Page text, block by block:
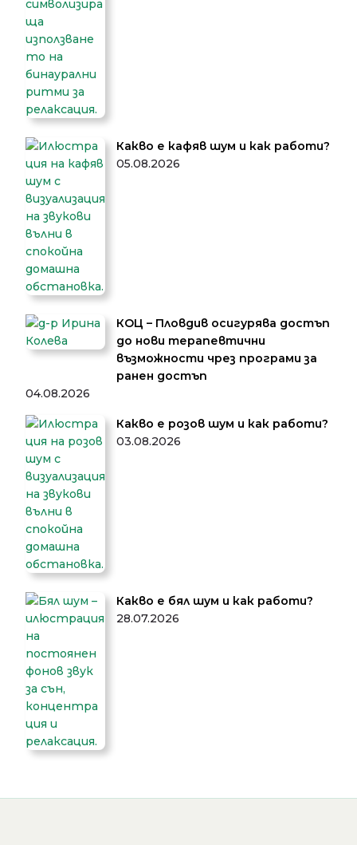
Какво е кафяв шум и как работи?
05.08.2026
КОЦ – Пловдив осигурява достъп
до нови терапевтични
възможности чрез програми за
ранен достъп
04.08.2026
Какво е розов шум и как работи?
03.08.2026
Какво е бял шум и как работи?
28.07.2026